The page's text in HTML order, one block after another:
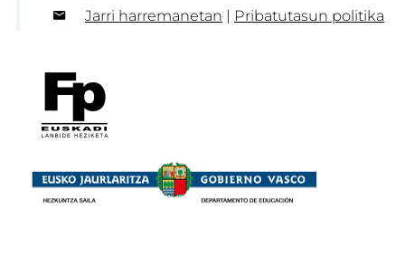
Jarri harremanetan | Pribatutasun politika